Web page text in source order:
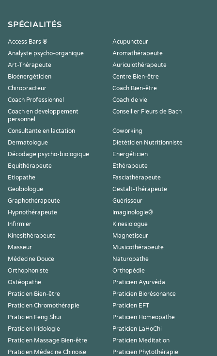
SPÉCIALITÉS
Access Bars ®
Acupuncteur
Analyste psycho-organique
Aromathérapeute
Art-Thérapeute
Auriculothérapeute
Bioénergéticien
Centre Bien-être
Chiropracteur
Coach Bien-être
Coach Professionnel
Coach de vie
Coach en développement
personnel
Conseiller Fleurs de Bach
Consultante en lactation
Coworking
Dermatologue
Diététicien Nutritionniste
Décodage psycho-biologique
Energéticien
Equithérapeute
Ethérapeute
Etiopathe
Fasciathérapeute
Geobiologue
Gestalt-Thérapeute
Graphothérapeute
Guérisseur
Hypnothérapeute
Imaginologie®
Infirmier
Kinesiologue
Kinesithérapeute
Magnetiseur
Masseur
Musicothérapeute
Médecine Douce
Naturopathe
Orthophoniste
Orthopédie
Ostéopathe
Praticien Ayurvéda
Praticien Bien-être
Praticien Biorésonance
Praticien Chromothérapie
Praticien EFT
Praticien Feng Shui
Praticien Homeopathe
Praticien Iridologie
Praticien LaHoChi
Praticien Massage Bien-être
Praticien Meditation
Praticien Médecine Chinoise
Praticien Phytothérapie